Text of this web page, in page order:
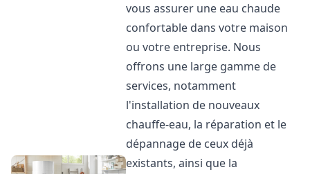
vous assurer une eau chaude
confortable dans votre maison
ou votre entreprise. Nous
offrons une large gamme de
services, notamment
l'installation de nouveaux
chauffe-eau, la réparation et le
dépannage de ceux déjà
existants, ainsi que la